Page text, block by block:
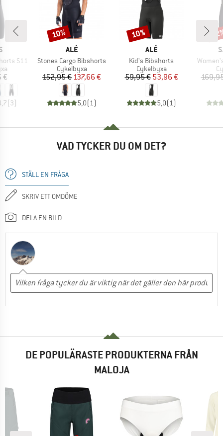
S11
€
(3)
VARUMÄRKE
ALÉ
Produkter
Stones Cargo Bibshorts
Produktgrupp
Cykelbyxa
Pris
152,95 €Reducerat pris
137,66 €
5,0(1)
Rabatt
10%
VARUMÄRKE
ALÉ
Produkter
Kid's Bibshorts
Produktgrupp
Cykelbyxa
Pris
59,95 €Reducerat pris
53,96 €
5,0(1)
Rabatt
10%
VAD TYCKER DU OM DET?
STÄLL EN FRÅGA
SKRIV ETT OMDÖME
DELA EN BILD
DE POPULÄRASTE PRODUKTERNA FRÅN
MALOJA